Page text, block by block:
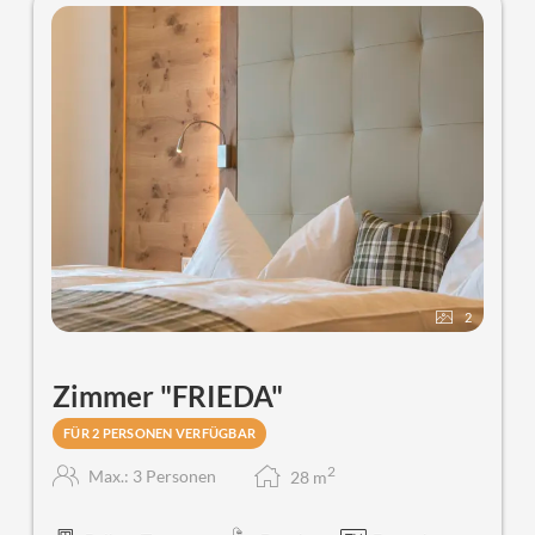
herrlichen Ausblick auf die Sterzinger Berge. Im Zimmer
befinden sich Telefon, Safe und Föhn.
2
Zimmer "FRIEDA"
FÜR 2 PERSONEN VERFÜGBAR
Max.: 3 Personen 28 m2